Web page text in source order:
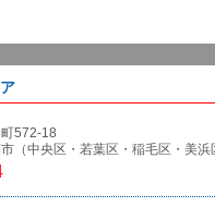
572-18
（中央区・若葉区・稲毛区・美浜